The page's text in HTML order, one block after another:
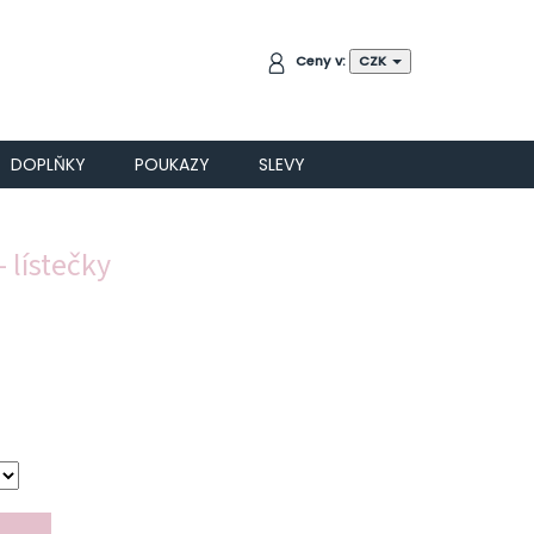
NÁKUPNÍCeny v: CZK
DOPLŇKY POUKAZY SLEVY
lístečky